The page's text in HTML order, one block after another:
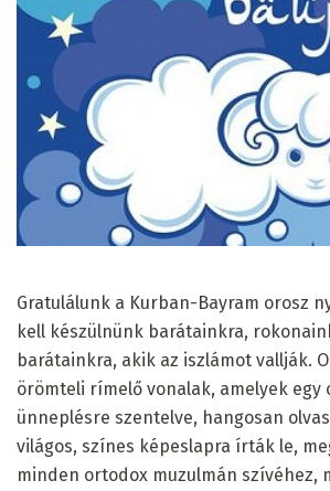
Gratulálunk a Kurban-Bayram orosz
kell készülnünk barátainkra,
barátainkra, akik az iszlámot vallják.
örömteli rímelő vonalak, amelyek egy
ünneplésre szentelve, hangosan
világos, színes képeslapra írták le,
minden ortodox muzulmán szívéhez,